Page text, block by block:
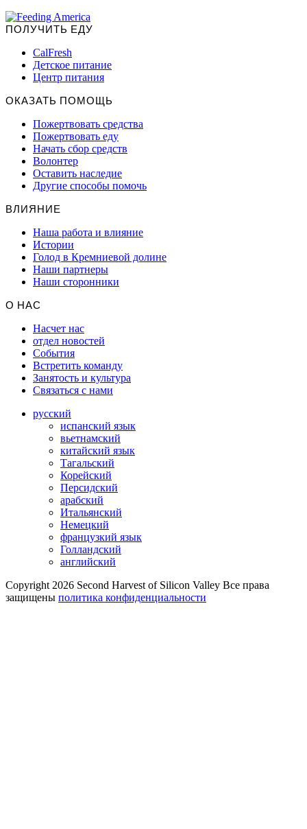
ПОЛУЧИТЬ ЕДУ
CalFresh
Детское питание
Центр питания
ОКАЗАТЬ ПОМОЩЬ
Пожертвовать средства
Пожертвовать еду
Начать сбор средств
Волонтер
Оставить наследие
Другие способы помочь
ВЛИЯНИЕ
Наша работа и влияние
Истории
Голод в Кремниевой долине
Наши партнеры
Наши сторонники
О НАС
Насчет нас
отдел новостей
События
Встретить команду
Занятость и культура
Связаться с нами
русский
испанский язык
вьетнамский
китайский язык
Тагальский
Корейский
Персидский
арабский
Итальянский
Немецкий
французкий язык
Голландский
английский
Copyright 2026 Second Harvest of Silicon Valley Все права
защищены политика конфиденциальности